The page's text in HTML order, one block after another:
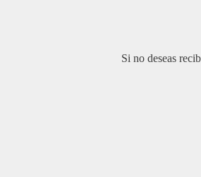
Si no deseas